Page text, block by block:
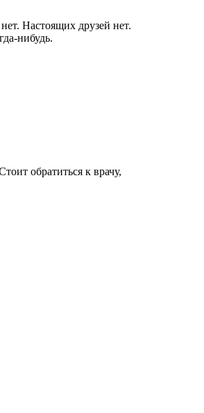
Настоящих друзей нет.
нибудь.
обратиться к врачу,